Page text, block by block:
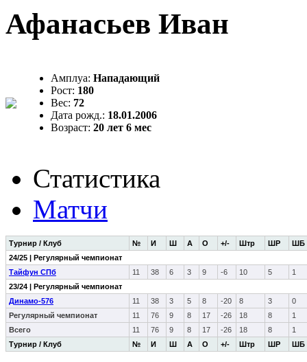
Афанасьев Иван
Амплуа: Нападающий
Рост: 180
Вес: 72
Дата рожд.: 18.01.2006
Возраст: 20 лет 6 мес
Статистика
Матчи
Турнир / Клуб № И Ш А О +/- Штр ШР ШБ
Турнир / Клуб № И Ш А О +/- Штр ШР ШБ
24/25 | Регулярный чемпионат
Тайфун СПб
11 38 6 3 9 -6 10 5
1
23/24 | Регулярный чемпионат
Динамо-576
11 38 3 5 8 -20 8 3
0
Регулярный чемпионат
11 76 9 8 17 -26 18 8
1
Всего
11 76 9 8 17 -26 18 8 1